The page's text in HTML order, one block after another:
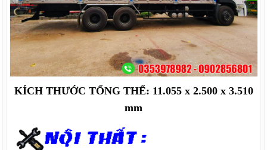
KÍCH THƯỚC TỔNG THỂ: 11.055 x 2.500 x 3.510
mm